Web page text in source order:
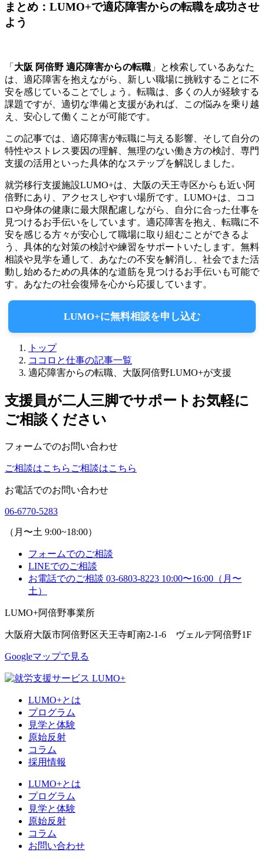
まとめ：LUMO+で適応障害からの転職を成功させ
よう
「 大阪 阿倍野 適応障害からの転職 」と検索しているあなた
は、適応障害を抱えながら、新しい職場に挑戦することに不
安を感じていることでしょう。転職は、多くの人が経験する
課題ですが、適切な準備と支援があれば、この悩みを乗り越
え、安心して働くことが可能です。
この記事では、適応障害が転職に与える影響、そして自分の
特性やストレス要因の理解、無理のない働き方の検討、専門
支援の活用といった具体的なステップを解説しました。
就労移行支援施設LUMO+は、大阪の天王寺区からも近い阿
倍野にあり、アクセスしやすい場所です。LUMO+は、ココ
ロや身体の健康に最大限配慮しながら、自分に合った仕事を
見つけるお手伝いをしています。適応障害を抱え、転職に不
安を感じる方々が安心して職場に取り組むことができるよ
う、具体的な対策の検討や練習をサポートいたします。無料
相談や見学を通して、あなたの不安を解消し、社会でまた活
動し始めるための具体的な道筋を見つけるお手伝いも可能で
す。あなたの社会復帰を心から応援しています。
LUMO+に無料相談を申し込む
トップ
ココロと仕事の記事一覧
適応障害からの転職、大阪阿倍野LUMO+が支援
支援員が二人三脚でサポート お気軽に
ご相談ください
フォームでのお問い合わせ
ご相談はこちら ご相談はこちら
お電話でのお問い合わせ
06-6770-5283
（月〜土 9:00~18:00）
フォームでのご相談
LINEでのご相談
お電話でのご相談 03-6803-8223 10:00〜16:00（月〜
土）
LUMO+阿倍野事業所
大阪府大阪市阿倍野区天王寺町南2-1-6 ヴェルデ阿倍野1F
Googleマップで見る
LUMO+とは
プログラム
見学と体験
原始反射
コラム
採用情報
LUMO+とは
プログラム
見学と体験
原始反射
コラム
お問い合わせ